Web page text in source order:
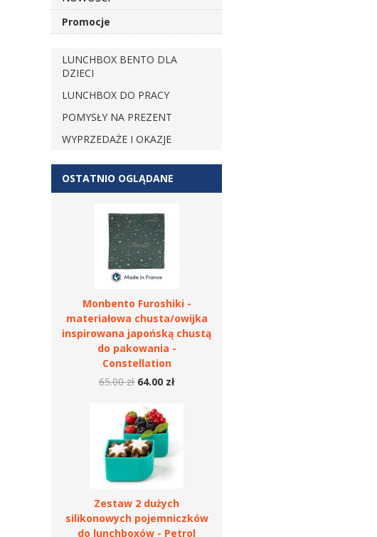
Promocje
LUNCHBOX BENTO DLA
DZIECI
LUNCHBOX DO PRACY
POMYSŁY NA PREZENT
WYPRZEDAŻE I OKAZJE
OSTATNIO OGLĄDANE
Monbento Furoshiki -
materiałowa chusta/owijka
inspirowana japońską chustą
do pakowania -
Constellation
65.00 zł 64.00 zł
Zestaw 2 dużych
silikonowych pojemniczków
do lunchboxów - Petrol